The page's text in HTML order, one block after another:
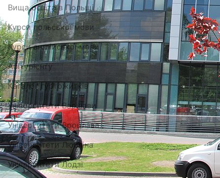
Вища освіта в Польщі
Курси польської мови
Курси англійської мови
Абітурієнту
Каталог гуртожитків
Університети Варшави
Університети Вроцлава
Університети Любліна
Університети Лодзі